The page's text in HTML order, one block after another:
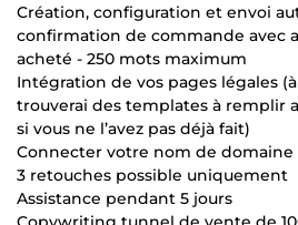
Création, configuration et envoi
confirmation de commande avec
acheté - 250 mots maximum
Intégration de vos pages légales
trouverai des templates à remplir
si vous ne l’avez pas déjà fait)
Connecter votre nom de domaine
3 retouches possible uniquement
Assistance pendant 5 jours